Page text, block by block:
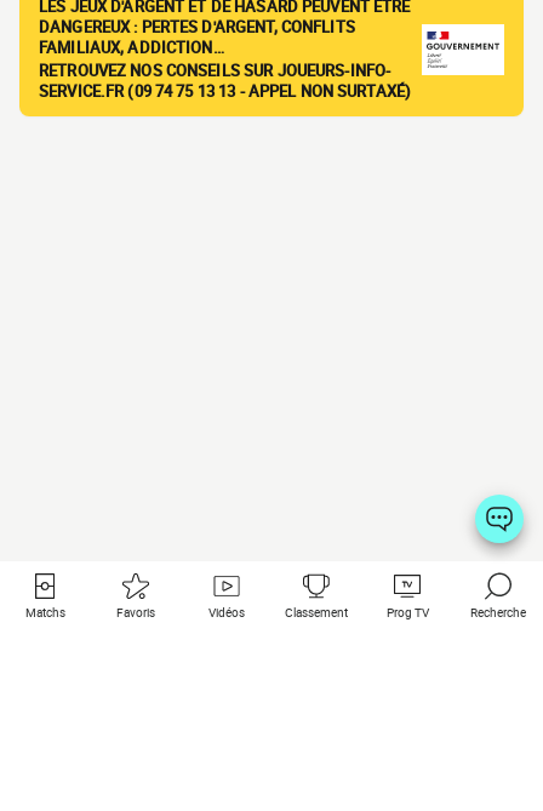
LES JEUX D'ARGENT ET DE HASARD PEUVENT ÊTRE
DANGEREUX : PERTES D'ARGENT, CONFLITS
FAMILIAUX, ADDICTION…
RETROUVEZ NOS CONSEILS SUR JOUEURS-INFO-
SERVICE.FR (09 74 75 13 13 - APPEL NON SURTAXÉ)
Matchs Favoris Vidéos Classement Prog TV Recherche